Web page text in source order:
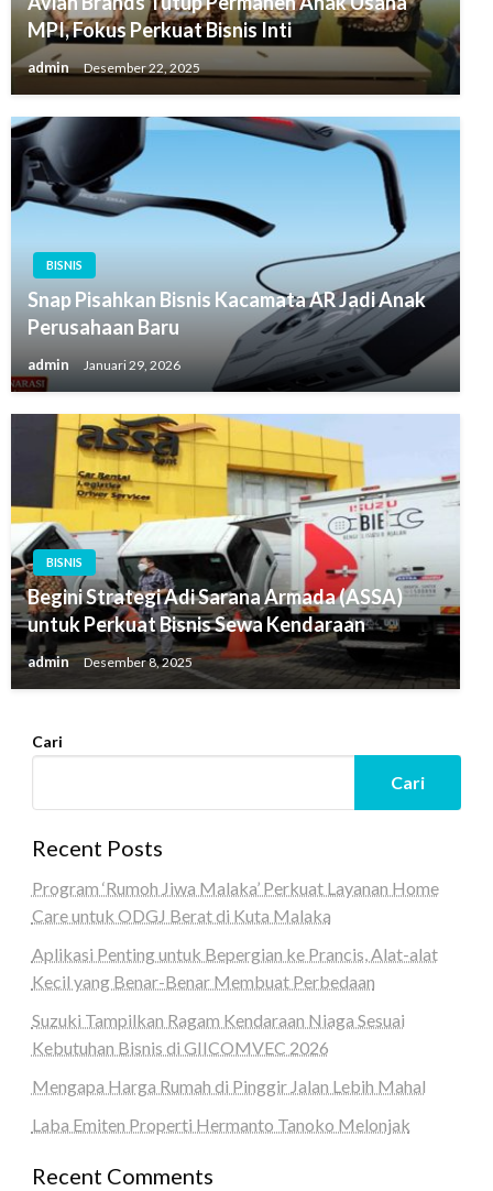
MPI, Fokus Perkuat Bisnis Inti
admin Desember 22, 2025
BISNIS
Snap Pisahkan Bisnis Kacamata AR Jadi Anak
Perusahaan Baru
admin Januari 29, 2026
BISNIS
Begini Strategi Adi Sarana Armada (ASSA)
untuk Perkuat Bisnis Sewa Kendaraan
admin Desember 8, 2025
Cari
Cari
Recent Posts
Program ‘Rumoh Jiwa Malaka’ Perkuat Layanan Home
Care untuk ODGJ Berat di Kuta Malaka
Aplikasi Penting untuk Bepergian ke Prancis, Alat-alat
Kecil yang Benar-Benar Membuat Perbedaan
Suzuki Tampilkan Ragam Kendaraan Niaga Sesuai
Kebutuhan Bisnis di GIICOMVEC 2026
Mengapa Harga Rumah di Pinggir Jalan Lebih Mahal
Laba Emiten Properti Hermanto Tanoko Melonjak
Recent Comments